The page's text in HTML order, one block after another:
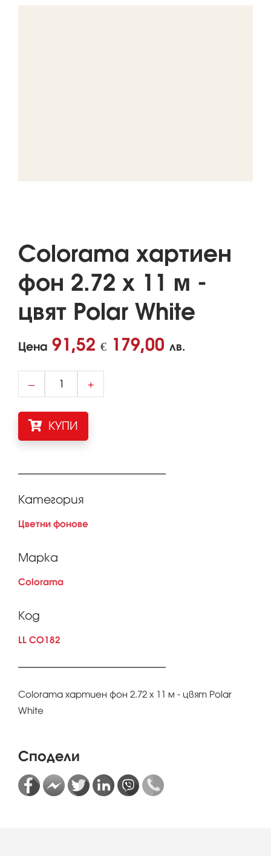
Colorama хартиен
фон 2.72 x 11 м -
цвят Polar White
Цена 91,52 € 179,00 лв.
– +
КУПИ
Категория
Цветни фонове
Марка
Colorama
Код
LL CO182
Colorama хартиен фон 2.72 x 11 м - цвят Polar
White
Сподели